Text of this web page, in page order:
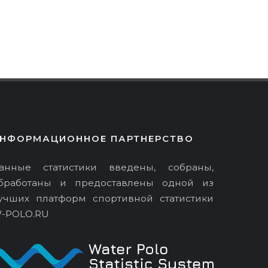
ПАРТНЕРСТВО
статистики введены, собраны,
и предоставлены одной из
платформ спортивной статистики
POLO.RU